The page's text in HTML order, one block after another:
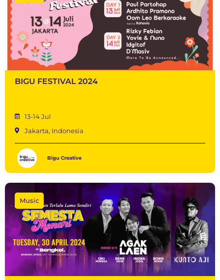
BIGU FESTIVAL 2024
13-14 Jul
Jakarta, Indonesia
Bigu Creative
Music